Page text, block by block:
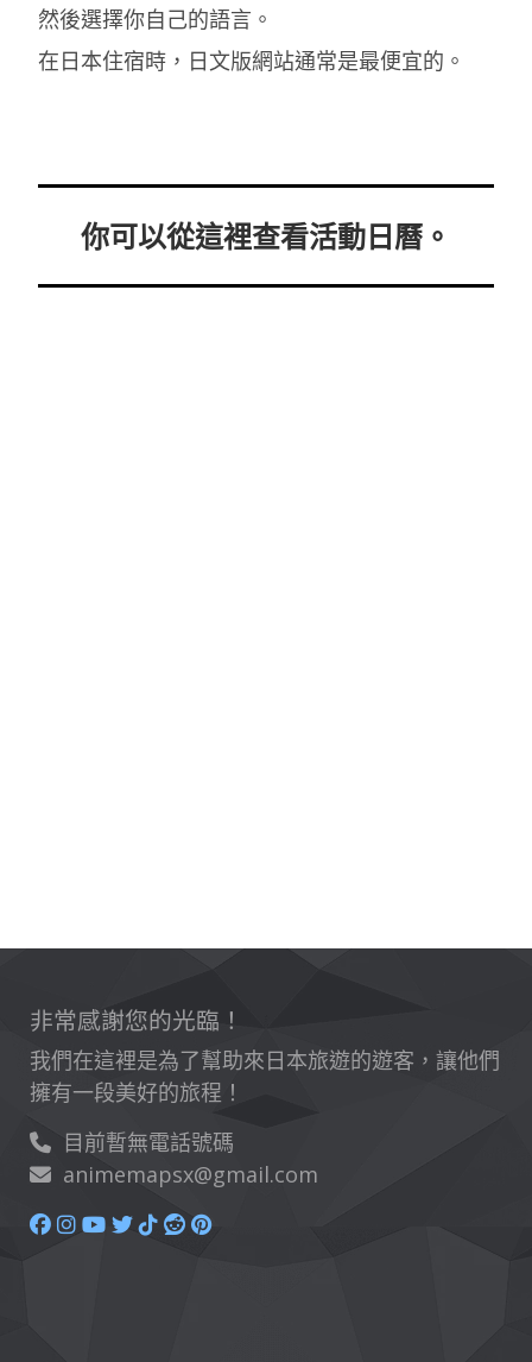
然後選擇你自己的語言。
在日本住宿時，日文版網站通常是最便宜的。
你可以從這裡查看活動日曆。
非常感謝您的光臨！
我們在這裡是為了幫助來日本旅遊的遊客，讓他們
擁有一段美好的旅程！
目前暫無電話號碼
animemapsx@gmail.com